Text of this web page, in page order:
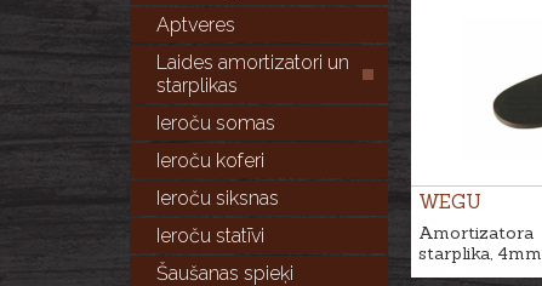
Aptveres
Laides amortizatori un
starplikas
Ieroču somas
Ieroču koferi
Ieroču siksnas
Ieroču statīvi
Šaušanas spieķi
WEGU
Amortizatora
starplika, 4mm